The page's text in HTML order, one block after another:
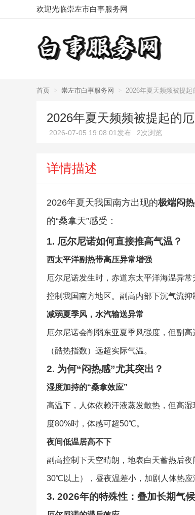
欢迎光临崇左市白事服务网
首页 > 崇左市白事服务网 > 2026年夏天频频被提
2026年夏天频频被提起的
2026-07-05 19:08:01发布 2次浏览
详情描述
2026年夏天我国南方出现的极端闷
的“桑拿天”感受：
1. 厄尔尼诺如何直接推高气温？
西太平洋副热带高压异常增强
厄尔尼诺发生时，赤道东太平洋海温异
控制我国南方地区。副高内部下沉气流
减弱夏季风，水汽输送异常
厄尔尼诺会削弱东亚夏季风强度，但副
（酷热指数）远超实际气温。
2. 为何“闷热感”尤其突出？
湿度加持的“桑拿效应”
高温下，人体依赖汗液蒸发散热，但高
度80%时，体感可超50℃。
夜间低温居高不下
副高控制下天空晴朗，地表白天蓄热后
30℃以上），昼夜温差小，加剧人体热应
3. 2026年的特殊性：叠加长期气